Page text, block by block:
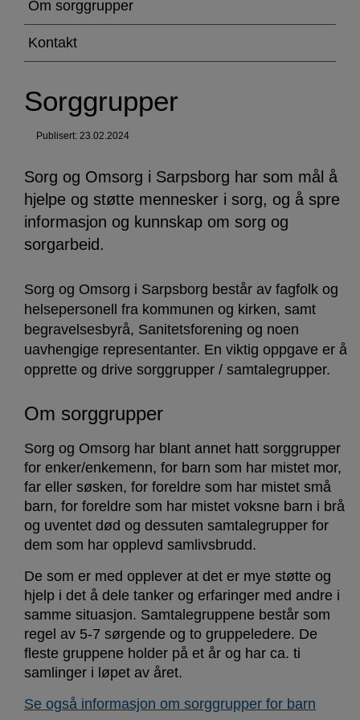
Om sorggrupper
Kontakt
Sorggrupper
Publisert: 23.02.2024
Sorg og Omsorg i Sarpsborg har som mål å
hjelpe og støtte mennesker i sorg, og å spre
informasjon og kunnskap om sorg og
sorgarbeid.
Sorg og Omsorg i Sarpsborg består av fagfolk og
helsepersonell fra kommunen og kirken, samt
begravelsesbyrå, Sanitetsforening og noen
uavhengige representanter. En viktig oppgave er å
opprette og drive sorggrupper / samtalegrupper.
Om sorggrupper
Sorg og Omsorg har blant annet hatt sorggrupper
for enker/enkemenn, for barn som har mistet mor,
far eller søsken, for foreldre som har mistet små
barn, for foreldre som har mistet voksne barn i brå
og uventet død og dessuten samtalegrupper for
dem som har opplevd samlivsbrudd.
De som er med opplever at det er mye støtte og
hjelp i det å dele tanker og erfaringer med andre i
samme situasjon. Samtalegruppene består som
regel av 5-7 sørgende og to gruppeledere. De
fleste gruppene holder på et år og har ca. ti
samlinger i løpet av året.
Se også informasjon om sorggrupper for barn